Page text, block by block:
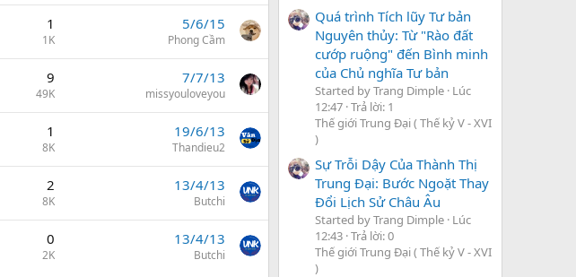
1
1K
5/6/15
Phong Cầm
9
49K
7/7/13
missyouloveyou
1
8K
19/6/13
Thandieu2
2
8K
13/4/13
Butchi
0
2K
13/4/13
Butchi
Quá trình Tích lũy Tư bản
Nguyên thủy: Từ "Rào đất
cướp ruộng" đến Bình minh
của Chủ nghĩa Tư bản
Started by Trang Dimple Lúc
12:47 Trả lời: 1
Thế giới Trung Đại ( Thế kỷ V - XVI
)
Sự Trỗi Dậy Của Thành Thị
Trung Đại: Bước Ngoặt Thay
Đổi Lịch Sử Châu Âu
Started by Trang Dimple Lúc
12:43 Trả lời: 0
Thế giới Trung Đại ( Thế kỷ V - XVI
)